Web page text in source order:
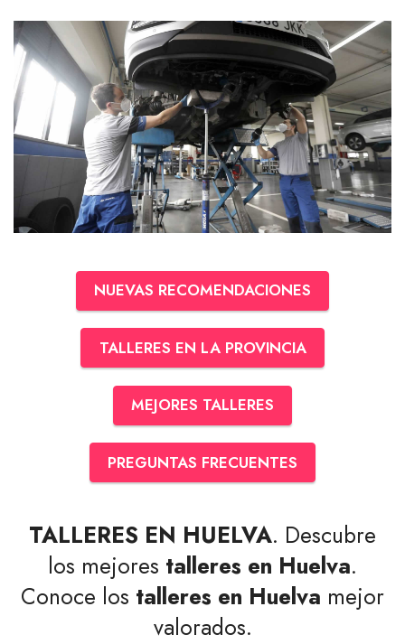
NUEVAS RECOMENDACIONES
TALLERES EN LA PROVINCIA
MEJORES TALLERES
PREGUNTAS FRECUENTES
TALLERES EN HUELVA. Descubre
los mejores talleres en Huelva.
Conoce los talleres en Huelva mejor
valorados.